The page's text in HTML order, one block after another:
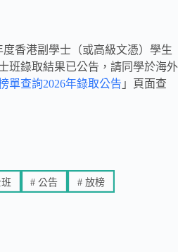
香港副學士（或高級文憑）學生
班錄取結果已公告，請同學於海外
單查詢2026年錄取公告 」頁面查
# 公告 # 放榜